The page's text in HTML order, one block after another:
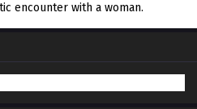
encounter with a woman.